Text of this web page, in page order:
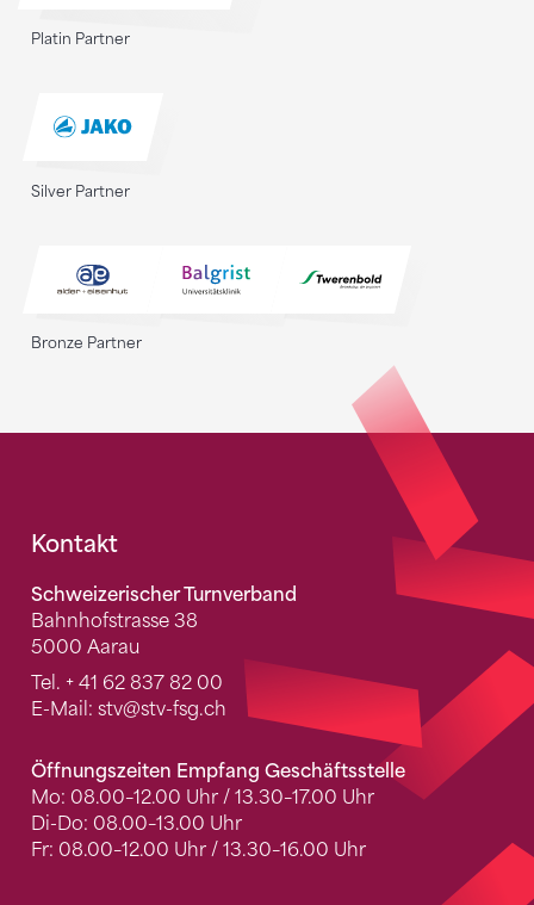
Platin Partner
Silver Partner
Bronze Partner
Fusszeile
Kontakt
Schweizerischer Turnverband
Bahnhofstrasse 38
5000 Aarau
Tel. + 41 62 837 82 00
E-Mail: stv@stv-fsg.ch
Öffnungszeiten Empfang Geschäftsstelle
Mo: 08.00–12.00 Uhr / 13.30–17.00 Uhr
Di-Do: 08.00–13.00 Uhr
Fr: 08.00–12.00 Uhr / 13.30–16.00 Uhr